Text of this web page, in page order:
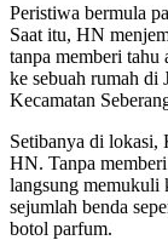
Peristiwa bermula
Saat itu, HN
tanpa memberi tahu
ke sebuah rumah di
Kecamatan
Setibanya di lokasi,
HN. Tanpa
langsung memukuli
sejumlah benda
botol parfum.